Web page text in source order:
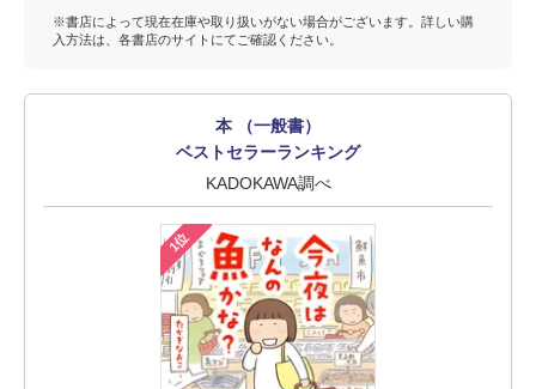
※書店によって現在在庫や取り扱いがない場合がございます。詳しい購
入方法は、各書店のサイトにてご確認ください。
本 （一般書）
ベストセラーランキング
KADOKAWA調べ
1位